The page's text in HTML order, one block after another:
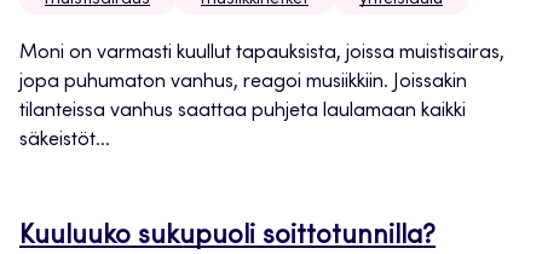
Moni on varmasti kuullut tapauksista, joissa muistisairas,
jopa puhumaton vanhus, reagoi musiikkiin. Joissakin
tilanteissa vanhus saattaa puhjeta laulamaan kaikki
säkeistöt...
Kuuluuko sukupuoli soittotunnilla?